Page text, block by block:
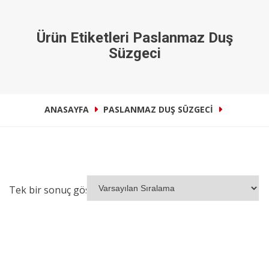
Ürün Etiketleri Paslanmaz Duş
Süzgeci
ANASAYFA PASLANMAZ DUŞ SÜZGECI
Tek bir sonuç gösteriliyor